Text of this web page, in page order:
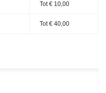
Tot€ 10,00
Tot€ 40,00